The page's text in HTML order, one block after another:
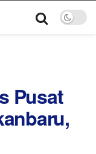
Pusat